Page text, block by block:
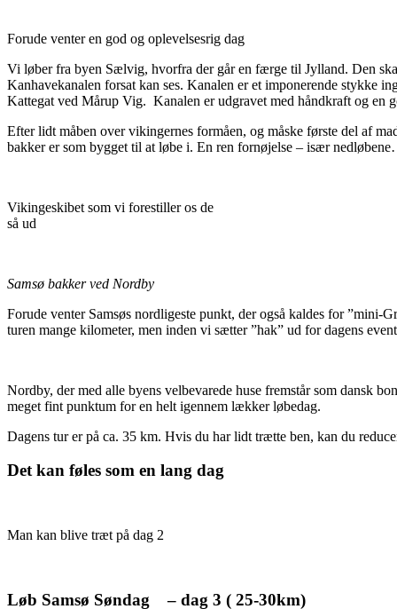
Forude venter en god og oplevelsesrig dag
Vi løber fra byen Sælvig, hvorfra der går en færge til Jylland. Den
Kanhavekanalen forsat kan ses. Kanalen er et imponerende stykke
Kattegat ved Mårup Vig. Kanalen er udgravet med håndkraft og en
Efter lidt måben over vikingernes formåen, og måske første del af
bakker er som bygget til at løbe i. En ren fornøjelse – især
Vikingeskibet som vi forestiller os de
så ud
Samsø bakker ved Nordby
Forude venter Samsøs nordligeste punkt, der også kaldes for
turen mange kilometer, men inden vi sætter ”hak” ud for dagens
Nordby, der med alle byens velbevarede huse fremstår som dansk
meget fint punktum for en helt igennem lækker løbedag.
Dagens tur er på ca. 35 km. Hvis du har lidt trætte ben, kan du
Det kan føles som en lang dag
Man kan blive træt på dag 2
Løb Samsø Søndag – dag 3 ( 25-30km)